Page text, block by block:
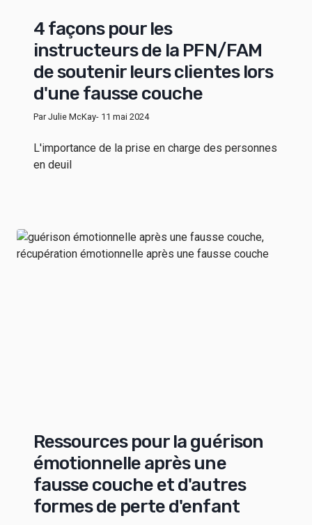
4 façons pour les
instructeurs de la PFN/FAM
de soutenir leurs clientes lors
d'une fausse couche
Par Julie McKay- 11 mai 2024
L'importance de la prise en charge des personnes
en deuil
Ressources pour la guérison
émotionnelle après une
fausse couche et d'autres
formes de perte d'enfant